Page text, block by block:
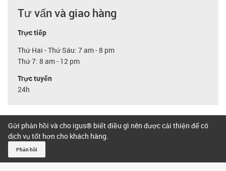
Tư vấn và giao hàng
Trực tiếp
Thứ Hai - Thứ Sáu: 7 am - 8 pm
Thứ 7: 8 am - 12 pm
Trực tuyến
24h
Gửi phản hồi và cho igus® biết điều gì nên được cải thiện để có
dịch vụ tốt hơn cho khách hàng.
Phản hồi